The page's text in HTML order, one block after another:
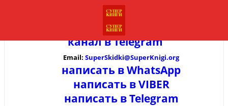
канал вTelegram
Email: SuperSkidki@SuperKnigi.org
написать в WhatsApp
написать в VIBER
написать в Telegram